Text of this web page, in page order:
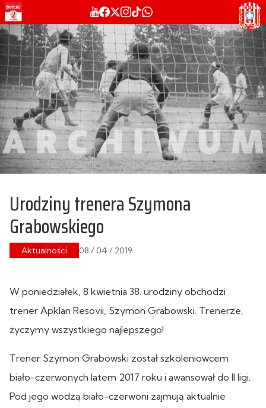
Urodziny trenera Szymona
Grabowskiego
Aktualności 08 / 04 / 2019
W poniedziałek, 8 kwietnia 38. urodziny obchodzi
trener Apklan Resovii, Szymon Grabowski. Trenerze,
życzymy wszystkiego najlepszego!
Trener Szymon Grabowski został szkoleniowcem
biało-czerwonych latem 2017 roku i awansował do II ligi.
Pod jego wodzą biało-czerwoni zajmują aktualnie